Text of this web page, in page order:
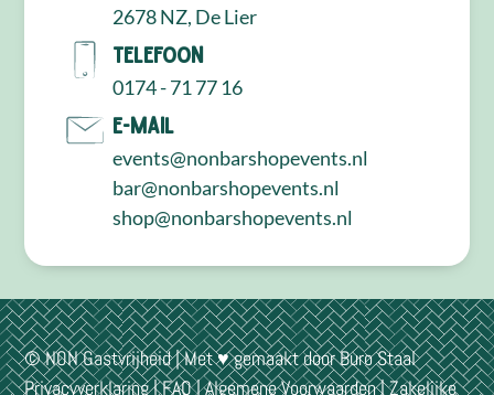
2678 NZ, De Lier
Telefoon
0174 - 71 77 16
E-mail
events@nonbarshopevents.nl
bar@nonbarshopevents.nl
shop@nonbarshopevents.nl
© NON Gastvrijheid | Met ♥ gemaakt doorBuro Staal
Privacyverklaring|FAQ|Algemene Voorwaarden|Zakelijke